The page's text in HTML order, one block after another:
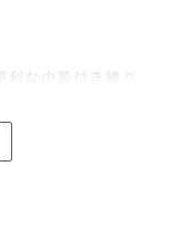
な巾着付き練り
肌効果を伴う成